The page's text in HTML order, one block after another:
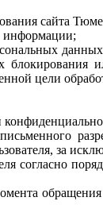
сайта
информации;
цели
за
согласно